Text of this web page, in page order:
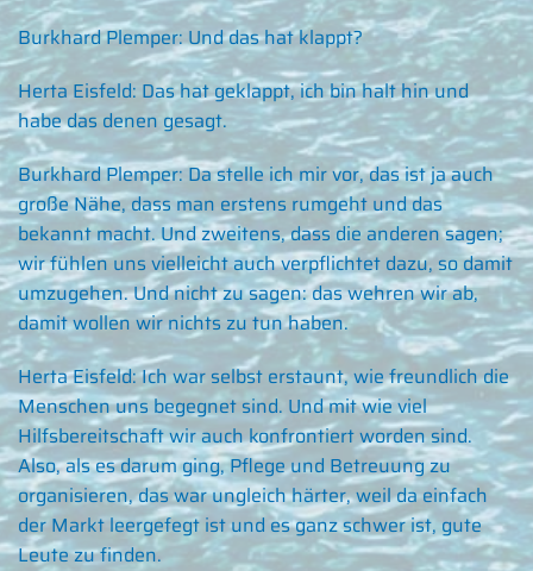
Burkhard Plemper:Und das hat klappt?
Herta Eisfeld: Das hat geklappt, ich bin halt hin und
habe das denen gesagt.
Burkhard Plemper:Da stelle ich mir vor, das ist ja auch
große Nähe, dass man erstens rumgeht und das
bekannt macht. Und zweitens, dass die anderen sagen;
wir fühlen uns vielleicht auch verpflichtet dazu, so damit
umzugehen. Und nicht zu sagen: das wehren wir ab,
damit wollen wir nichts zu tun haben.
Herta Eisfeld:Ich war selbst erstaunt, wie freundlich die
Menschen uns begegnet sind. Und mit wie viel
Hilfsbereitschaft wir auch konfrontiert worden sind.
Also, als es darum ging, Pflege und Betreuung zu
organisieren, das war ungleich härter, weil da einfach
der Markt leergefegt ist und es ganz schwer ist, gute
Leute zu finden.